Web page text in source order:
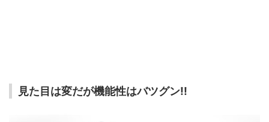
見た目は変だが機能性はバツグン!!